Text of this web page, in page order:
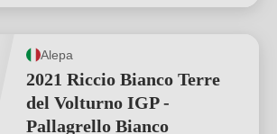
Alepa
2021 Riccio Bianco Terre
del Volturno IGP -
Pallagrello Bianco